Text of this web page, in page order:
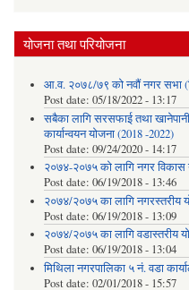
योजना तथा परियोजना
आ.व. २०७८/७९ को नवौं नगर सभा
Post date: 05/18/2022 - 13:17
सबैका लागि सरसफाई तथा
कार्यान्वयन योजना (2018 -2022)
Post date: 09/24/2020 - 14:17
२०७४-२०७५ को लागि नगर विकास
Post date: 06/19/2018 - 13:46
२०७४/२०७५ का लागि नगरस्तरीय
Post date: 06/19/2018 - 13:09
२०७४/२०७५ का लागि वडास्तरीय
Post date: 06/19/2018 - 13:04
मिथिला नगरपालिका ५ नं. वडा
Post date: 02/01/2018 - 15:57